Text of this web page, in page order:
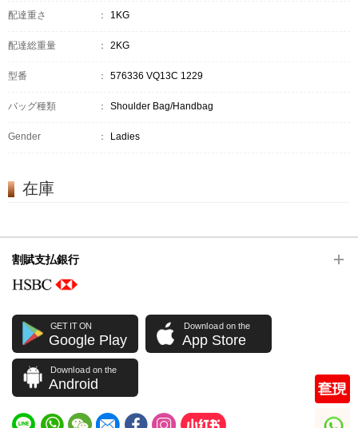
配達重さ ： 1KG
配達総重量 ： 2KG
型番 ： 576336 VQ13C 1229
バッグ種類 ： Shoulder Bag/Handbag
Gender ： Ladies
在庫
割賦支払銀行
GET IT ON
Google Play
Download on the
App Store
Download on the
Android